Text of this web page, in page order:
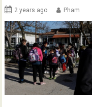
2 years ago Pham